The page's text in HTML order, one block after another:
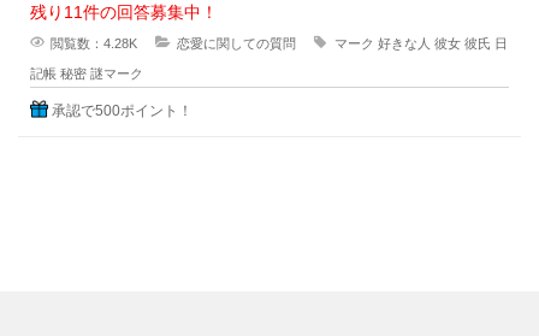
残り11件の回答募集中！
閲覧数：4.28K 恋愛に関しての質問 マーク 好きな人 彼女 彼氏 日
記帳 秘密 謎マーク
承認で500ポイント！